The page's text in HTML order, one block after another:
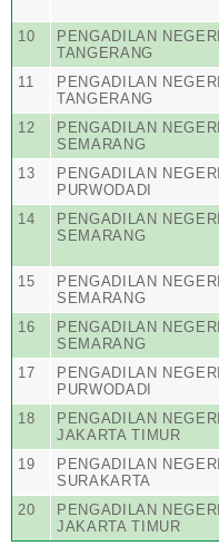
10
PENGADILAN NEGERI
TANGERANG
11
PENGADILAN NEGERI
TANGERANG
12
PENGADILAN NEGERI
SEMARANG
13
PENGADILAN NEGERI
PURWODADI
14
PENGADILAN NEGERI
SEMARANG
15
PENGADILAN NEGERI
SEMARANG
16
PENGADILAN NEGERI
SEMARANG
17
PENGADILAN NEGERI
PURWODADI
18
PENGADILAN NEGERI
JAKARTA TIMUR
19
PENGADILAN NEGERI
SURAKARTA
20
PENGADILAN NEGERI
JAKARTA TIMUR